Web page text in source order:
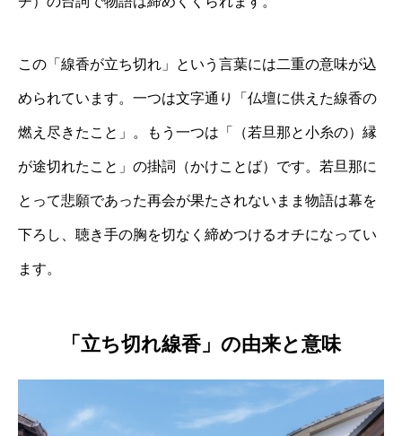
この「線香が立ち切れ」という言葉には二重の意味が込
められています。一つは文字通り「仏壇に供えた線香の
燃え尽きたこと」。もう一つは「（若旦那と小糸の）縁
が途切れたこと」の掛詞（かけことば）です。若旦那に
とって悲願であった再会が果たされないまま物語は幕を
下ろし、聴き手の胸を切なく締めつけるオチになってい
ます。
「立ち切れ線香」の由来と意味